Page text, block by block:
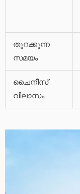
തുറക്കുന്ന
സമയം
ചൈനീസ്
വിലാസം